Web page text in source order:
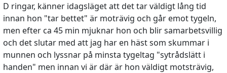
D ringar, känner idagsläget att det tar väldigt lång tid
innan hon "tar bettet" är moträvig och går emot tygeln,
men efter ca 45 min mjuknar hon och blir samarbetsvillig
och det slutar med att jag har en häst som skummar i
munnen och lyssnar på minsta tygeltag "sytrådslätt i
handen" men innan vi är där är hon väldigt motsträvig,